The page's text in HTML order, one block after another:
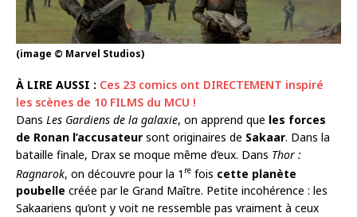
(image © Marvel Studios)
À LIRE AUSSI : Ces 23 comics ont DIRECTEMENT inspiré
les scènes de 10 FILMS du MCU !
Dans Les Gardiens de la galaxie, on apprend que les forces
de Ronan l’accusateur sont originaires de Sakaar. Dans la
bataille finale, Drax se moque même d’eux. Dans Thor :
Ragnarok, on découvre pour la 1 re fois cette planète
poubelle créée par le Grand Maître. Petite incohérence : les
Sakaariens qu’ont y voit ne ressemble pas vraiment à ceux